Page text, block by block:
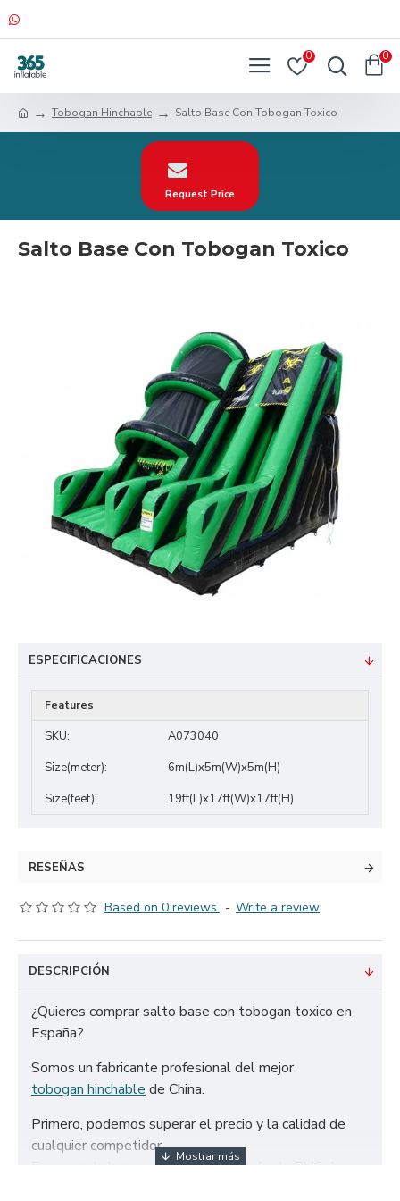
0 0
Tobogan Hinchable Salto Base Con Tobogan Toxico
Request Price
Salto Base Con Tobogan Toxico
ESPECIFICACIONES
Features
SKU:
A073040
Size(meter):
6m(L)x5m(W)x5m(H)
Size(feet):
19ft(L)x17ft(W)x17ft(H)
RESEÑAS
Based on 0 reviews. - Write a review
DESCRIPCIÓN
¿Quieres comprar salto base con tobogan toxico en
España?
Somos un fabricante profesional del mejor
tobogan hinchable de China.
Primero, podemos superar el precio y la calidad de
cualquier competidor.
En segundo lugar, solo utilizamos tela de PVC de